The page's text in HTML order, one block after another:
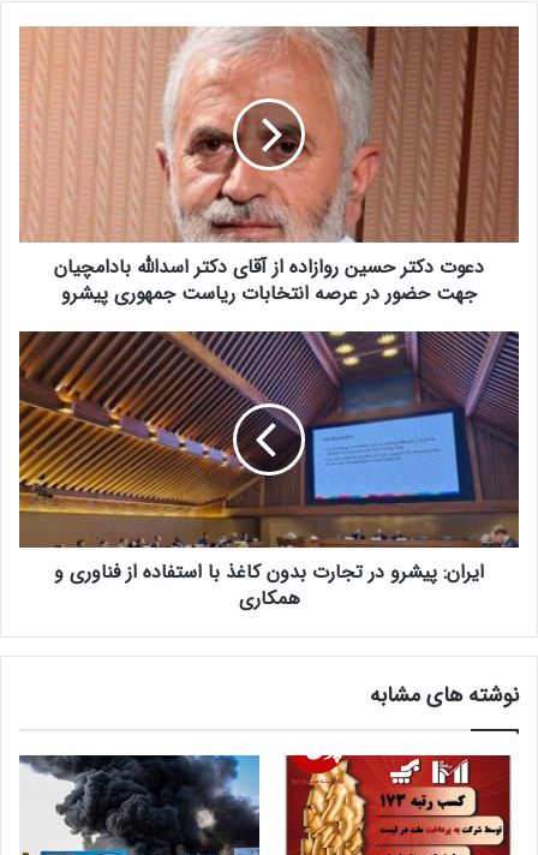
دعوت دکتر حسین روازاده از آقای دکتر اسدالله بادامچیان
جهت حضور در عرصه انتخابات ریاست جمهوری پیشرو
ایران: پیشرو در تجارت بدون کاغذ با استفاده از فناوری و
همکاری
نوشته های مشابه